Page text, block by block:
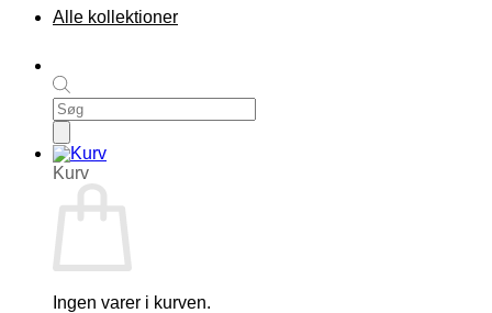
Products
search
Kurv
Ingen varer i kurven.
Alle kollektioner